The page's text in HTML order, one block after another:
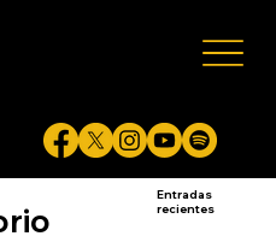
Entradas
recientes